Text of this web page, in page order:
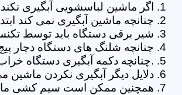
اگر ماشین لباسشویی آبگیری
چنانچه ماشین آبگیری نمی کند
شیر برقی دستگاه باید توسط
چنانچه شلنگ های دستگاه دچار
.چنانچه دکمه آبگیری دستگاه
دلایل دیگر آبگیری نکردن ماشین
همچنین ممکن است سیم کشی